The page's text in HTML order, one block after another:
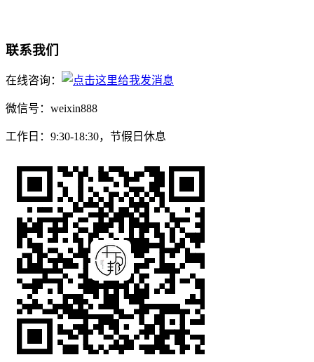
联系我们
在线咨询：
微信号：weixin888
工作日：9:30-18:30，节假日休息